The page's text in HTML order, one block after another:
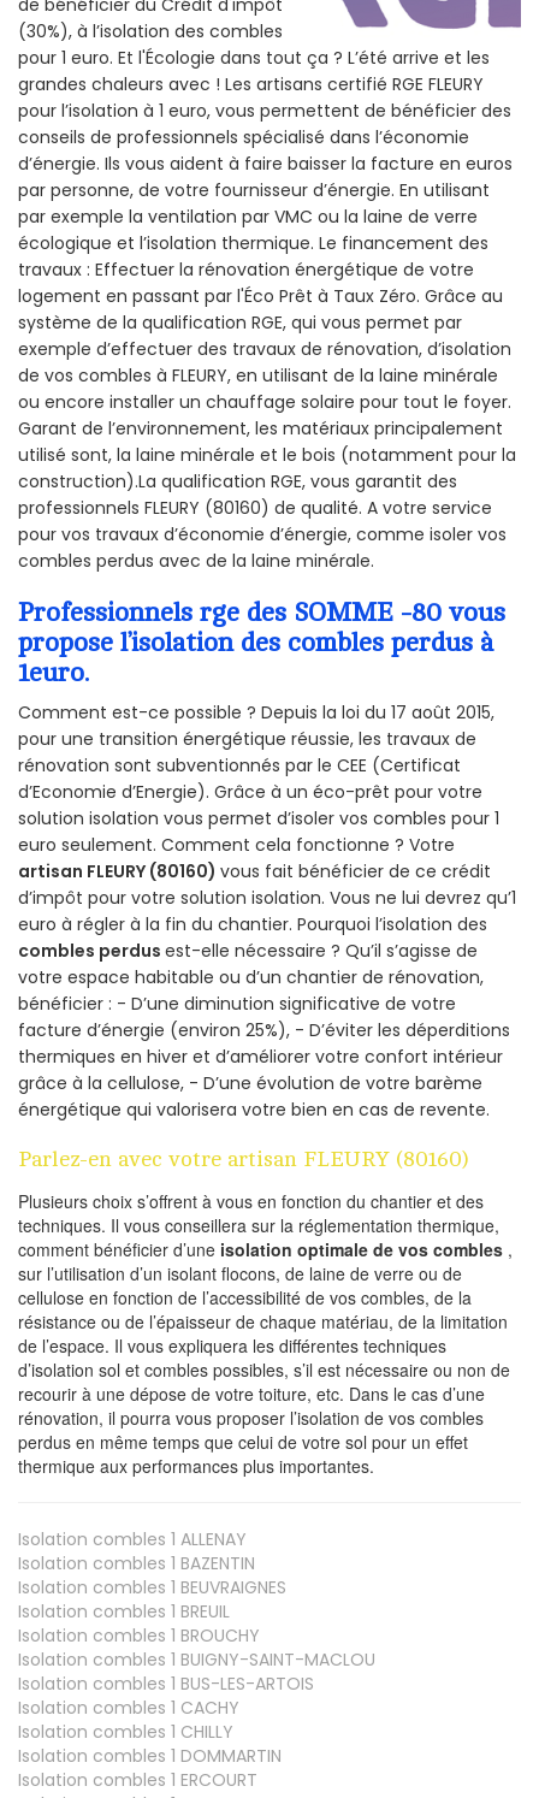
(30%), à l’isolation des combles
pour 1 euro. Et l'Écologie dans tout ça ? L’été arrive et les
grandes chaleurs avec ! Les artisans certifié RGE FLEURY
pour l’isolation à 1 euro, vous permettent de bénéficier des
conseils de professionnels spécialisé dans l’économie
d’énergie. Ils vous aident à faire baisser la facture en euros
par personne, de votre fournisseur d’énergie. En utilisant
par exemple la ventilation par VMC ou la laine de verre
écologique et l’isolation thermique. Le financement des
travaux : Effectuer la rénovation énergétique de votre
logement en passant par l'Éco Prêt à Taux Zéro. Grâce au
système de la qualification RGE, qui vous permet par
exemple d’effectuer des travaux de rénovation, d’isolation
de vos combles à FLEURY, en utilisant de la laine minérale
ou encore installer un chauffage solaire pour tout le foyer.
Garant de l’environnement, les matériaux principalement
utilisé sont, la laine minérale et le bois (notamment pour la
construction).La qualification RGE, vous garantit des
professionnels FLEURY (80160) de qualité. A votre service
pour vos travaux d’économie d’énergie, comme isoler vos
combles perdus avec de la laine minérale.
Professionnels rge des SOMME -80 vous
propose l’isolation des combles perdus à
1euro.
Comment est-ce possible ? Depuis la loi du 17 août 2015,
pour une transition énergétique réussie, les travaux de
rénovation sont subventionnés par le CEE (Certificat
d’Economie d’Energie). Grâce à un éco-prêt pour votre
solution isolation vous permet d’isoler vos combles pour 1
euro seulement. Comment cela fonctionne ? Votre
artisan FLEURY (80160) vous fait bénéficier de ce crédit
d’impôt pour votre solution isolation. Vous ne lui devrez qu’1
euro à régler à la fin du chantier. Pourquoi l’isolation des
combles perdus est-elle nécessaire ? Qu’il s’agisse de
votre espace habitable ou d’un chantier de rénovation,
bénéficier : - D’une diminution significative de votre
facture d’énergie (environ 25%), - D’éviter les déperditions
thermiques en hiver et d’améliorer votre confort intérieur
grâce à la cellulose, - D’une évolution de votre barème
énergétique qui valorisera votre bien en cas de revente.
Parlez-en avec votre artisan FLEURY (80160)
Plusieurs choix s’offrent à vous en fonction du chantier et des
techniques. Il vous conseillera sur la réglementation thermique,
comment bénéficier d’une isolation optimale de vos combles ,
sur l’utilisation d’un isolant flocons, de laine de verre ou de
cellulose en fonction de l’accessibilité de vos combles, de la
résistance ou de l’épaisseur de chaque matériau, de la limitation
de l’espace. Il vous expliquera les différentes techniques
d’isolation sol et combles possibles, s’il est nécessaire ou non de
recourir à une dépose de votre toiture, etc. Dans le cas d’une
rénovation, il pourra vous proposer l’isolation de vos combles
perdus en même temps que celui de votre sol pour un effet
thermique aux performances plus importantes.
Isolation combles 1 ALLENAY
Isolation combles 1 BAZENTIN
Isolation combles 1 BEUVRAIGNES
Isolation combles 1 BREUIL
Isolation combles 1 BROUCHY
Isolation combles 1 BUIGNY-SAINT-MACLOU
Isolation combles 1 BUS-LES-ARTOIS
Isolation combles 1 CACHY
Isolation combles 1 CHILLY
Isolation combles 1 DOMMARTIN
Isolation combles 1 ERCOURT